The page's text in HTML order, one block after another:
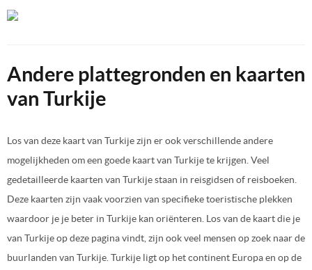
Andere plattegronden en kaarten
van Turkije
Los van deze kaart van Turkije zijn er ook verschillende andere
mogelijkheden om een goede kaart van Turkije te krijgen. Veel
gedetailleerde kaarten van Turkije staan in reisgidsen of reisboeken.
Deze kaarten zijn vaak voorzien van specifieke toeristische plekken
waardoor je je beter in Turkije kan oriënteren. Los van de kaart die je
van Turkije op deze pagina vindt, zijn ook veel mensen op zoek naar de
buurlanden van Turkije. Turkije ligt op het continent Europa en op de